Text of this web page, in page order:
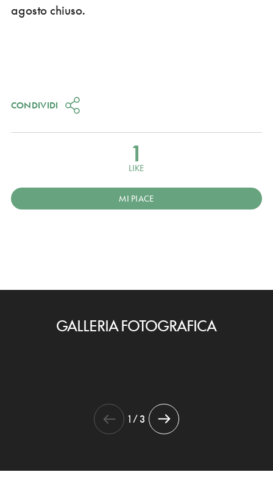
agosto chiuso.
CONDIVIDI
1
LIKE
MI PIACE
GALLERIA FOTOGRAFICA
1 / 3